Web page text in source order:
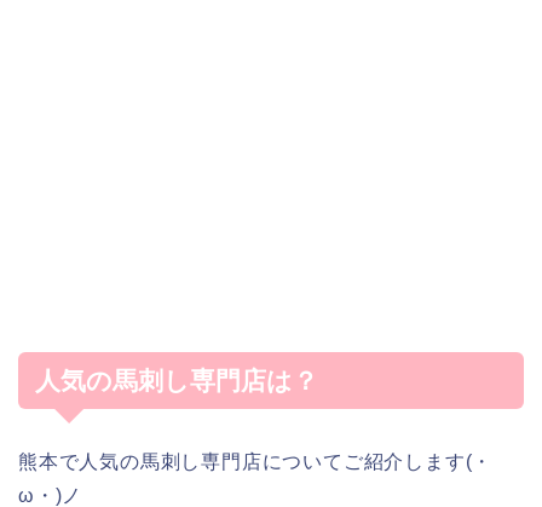
人気の馬刺し専門店は？
熊本で人気の馬刺し専門店についてご紹介します(・
ω・)ノ